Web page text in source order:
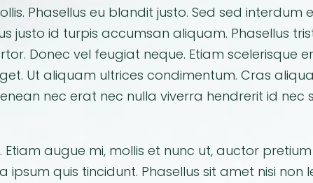
Phasellus eu blandit justo. Sed sed interdum
justo id turpis accumsan aliquam. Phasellus
Donec vel feugiat neque. Etiam scelerisque
Ut aliquam ultrices condimentum. Cras
nec erat nec nulla viverra hendrerit id nec
augue mi, mollis et nunc ut, auctor pretium
quis tincidunt. Phasellus sit amet nisi non